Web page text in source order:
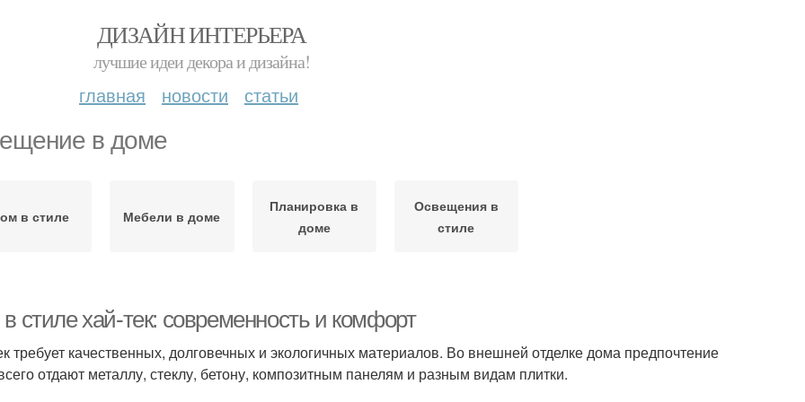
ДИЗАЙН ИНТЕРЬЕРА
лучшие идеи декора и дизайна!
главная новости статьи
в доме
в стиле Мебели в доме
Планировка в
доме
Освещения в
стиле
стиле хай-тек: современность и комфорт
требует качественных, долговечных и экологичных материалов. Во внешней отделке дома предпочтение
отдают металлу, стеклу, бетону, композитным панелям и разным видам плитки.